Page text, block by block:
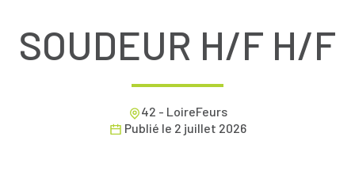
SOUDEUR H/F H/F
42 - LoireFeurs
Publié le 2 juillet 2026